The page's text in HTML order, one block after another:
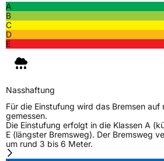
EPREL ID452739
30419 Hannover
A
B
C
D
E
Nasshaftung
Für die Einstufung wird das Bremsen auf
gemessen.
Die Einstufung erfolgt in die Klassen A
E (längster Bremsweg). Der Bremsweg
um rund 3 bis 6 Meter.